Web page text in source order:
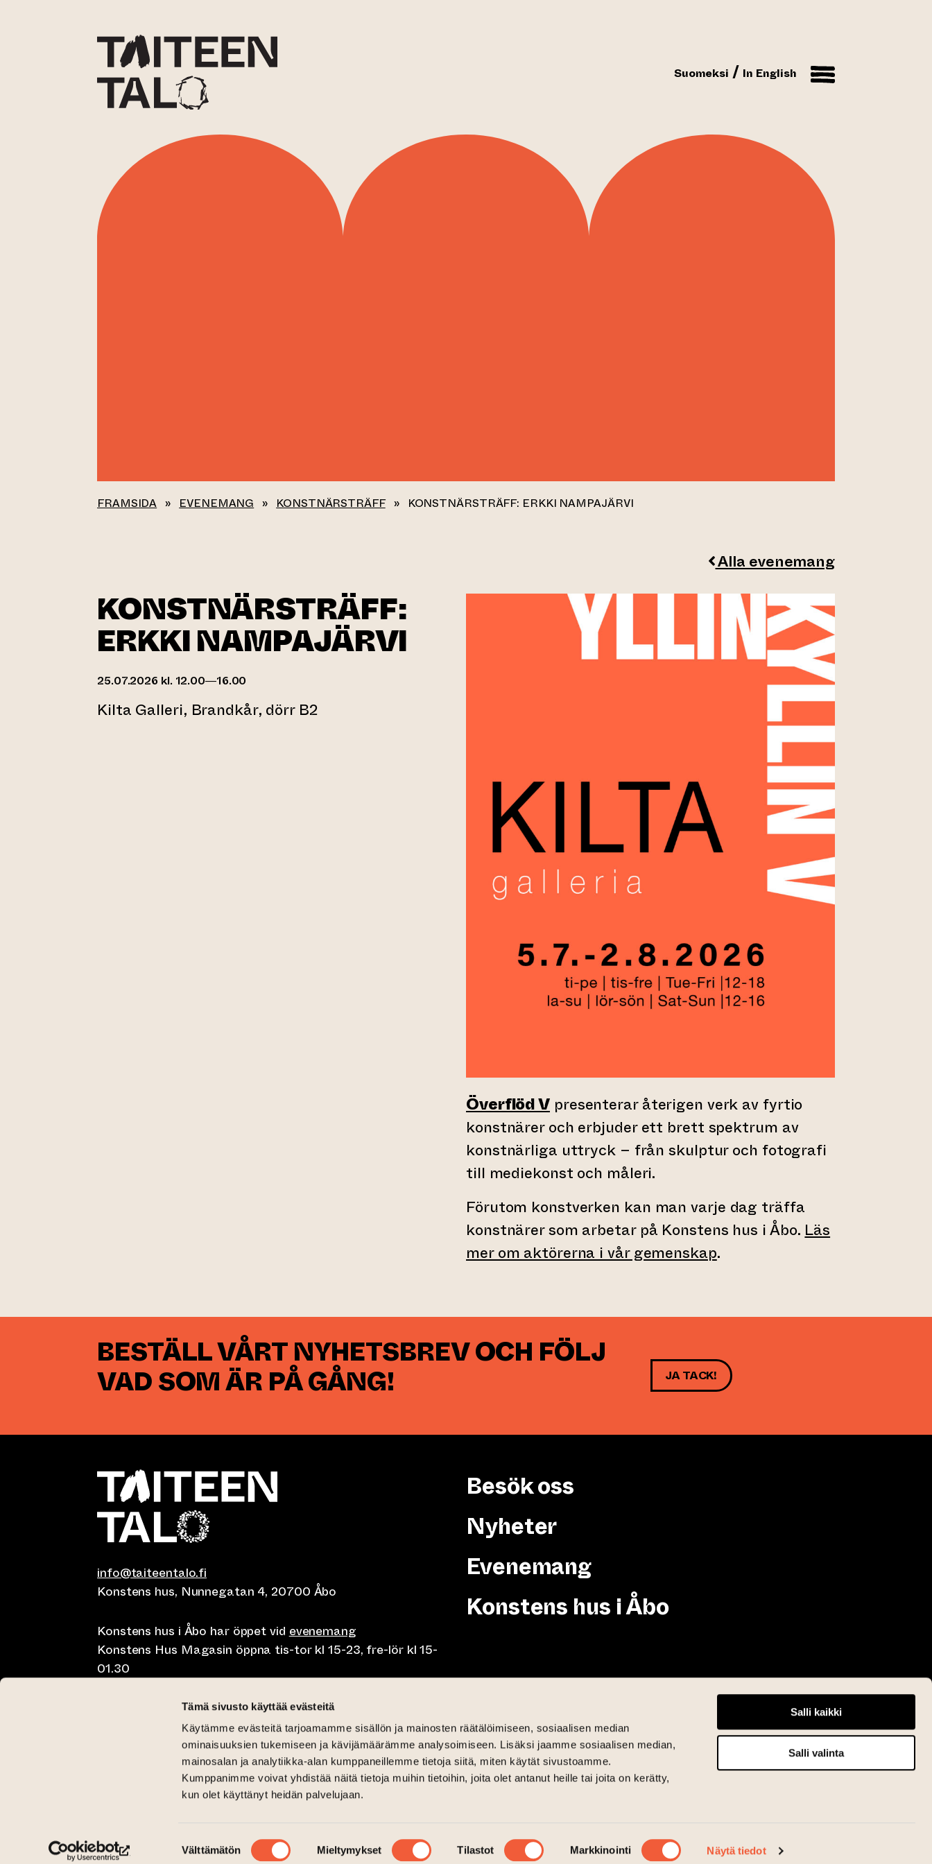
(leder till annan webbtjänst)
Tämä sivusto käyttää evästeitä
Käytämme evästeitä tarjoamamme sisällön ja mainosten räätälöimiseen, sosiaalisen median
ominaisuuksien tukemiseen ja kävijämäärämme analysoimiseen. Lisäksi jaamme sosiaalisen median,
mainosalan ja analytiikka-alan kumppaneillemme tietoja siitä, miten käytät sivustoamme.
Kumppanimme voivat yhdistää näitä tietoja muihin tietoihin, joita olet antanut heille tai joita on kerätty,
kun olet käyttänyt heidän palvelujaan.
valinta
Välttämätön Mieltymykset Tilastot Markkinointi Näytä tiedot
Salli kaikki
Salli valinta
Suomeksi In English
FRAMSIDA » EVENEMANG » KONSTNÄRSTRÄFF » KONSTNÄRSTRÄFF: ERKKI NAMPAJÄRVI
Alla evenemang
KONSTNÄRSTRÄFF:
ERKKI NAMPAJÄRVI
25.07.2026 kl. 12.00—16.00
Kilta Galleri, Brandkår, dörr B2
Överflöd V presenterar återigen verk av fyrtio
konstnärer och erbjuder ett brett spektrum av
konstnärliga uttryck – från skulptur och fotografi
till mediekonst och måleri.
Förutom konstverken kan man varje dag träffa
konstnärer som arbetar på Konstens hus i Åbo. Läs
mer om aktörerna i vår gemenskap.
BESTÄLL VÅRT NYHETSBREV OCH FÖLJ
VAD SOM ÄR PÅ GÅNG!
JA TACK!
info@taiteentalo.fi
Konstens hus, Nunnegatan 4, 20700 Åbo
Konstens hus i Åbo har öppet vid evenemang
Konstens Hus Magasin öppna tis-tor kl 15-23, fre-lör kl 15-
01.30
Café Elephanten sön-mån 10-20, tis-tor klo 10-23, fre-lör klo
Restaurangen Pegasus Taiteen talo mån-fre lunch 10.30-15,
lunch på lördag kl 11-15 och brunch på söndag 11-15
Kritisk Galleri tis-sön 12-18
Galleri Aski tis-fre 12-18 och lör-sön 12-16
Taiteen talo Facebookissa
(leder till annan webbtjänst)
Taiteen talo Instagramissa
(leder till annan webbtjänst)
Besök oss
Nyheter
Evenemang
Konstens hus i Åbo